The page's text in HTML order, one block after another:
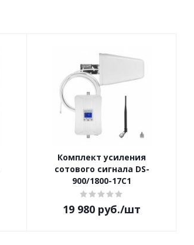
Комплект усиления
сотового сигнала DS-
900/1800-17C1
19 980 руб./шт